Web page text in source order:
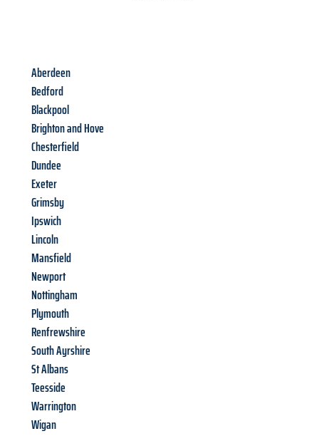
Aberdeen
Bedford
Blackpool
Brighton and Hove
Chesterfield
Dundee
Exeter
Grimsby
Ipswich
Lincoln
Mansfield
Newport
Nottingham
Plymouth
Renfrewshire
South Ayrshire
St Albans
Teesside
Warrington
Wigan